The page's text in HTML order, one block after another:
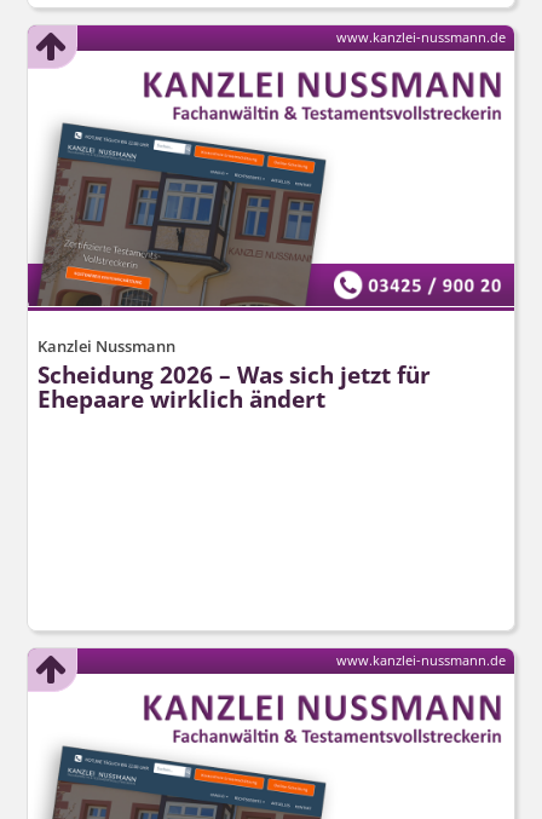
Kanzlei Nussmann
Scheidung 2026 – Was sich jetzt für
Ehepaare wirklich ändert
www.kanzlei-nussmann.de
www.kanzlei-nussmann.de